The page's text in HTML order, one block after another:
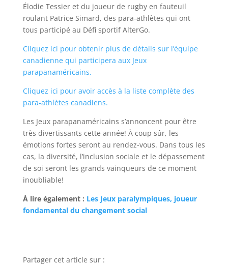
Élodie Tessier et du joueur de rugby en fauteuil
roulant Patrice Simard, des para-athlètes qui ont
tous participé au Défi sportif AlterGo.
Cliquez ici pour obtenir plus de détails sur l’équipe
canadienne qui participera aux Jeux
parapanaméricains.
Cliquez ici pour avoir accès à la liste complète des
para-athlètes canadiens.
Les Jeux parapanaméricains s’annoncent pour être
très divertissants cette année! À coup sûr, les
émotions fortes seront au rendez-vous. Dans tous les
cas, la diversité, l’inclusion sociale et le dépassement
de soi seront les grands vainqueurs de ce moment
inoubliable!
À lire également : Les Jeux paralympiques, joueur
fondamental du changement social
Partager cet article sur :